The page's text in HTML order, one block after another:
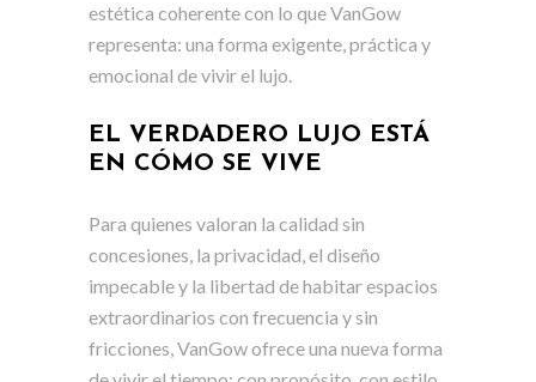
estética coherente con lo que VanGow
representa: una forma exigente, práctica y
emocional de vivir el lujo.
EL VERDADERO LUJO ESTÁ
EN CÓMO SE VIVE
Para quienes valoran la calidad sin
concesiones, la privacidad, el diseño
impecable y la libertad de habitar espacios
extraordinarios con frecuencia y sin
fricciones, VanGow ofrece una nueva forma